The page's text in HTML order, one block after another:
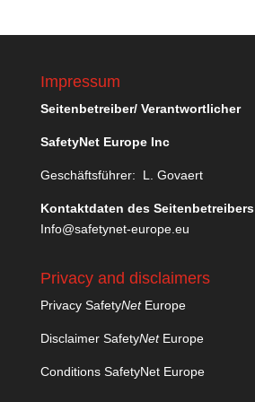
Impressum
Seitenbetreiber/ Verantwortlicher
SafetyNet Europe Inc
Geschäftsführer: L. Govaert
Kontaktdaten des Seitenbetreibers
Info@safetynet-europe.eu
Privacy and disclaimers
Privacy SafetyNetEurope
Disclaimer SafetyNetEurope
Conditions SafetyNet Europe